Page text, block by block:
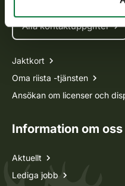
Alla kontaktuppgifter
Jaktkort
Oma riista -tjänsten
Ansökan om licenser och
Information om oss
Aktuellt
Lediga jobb